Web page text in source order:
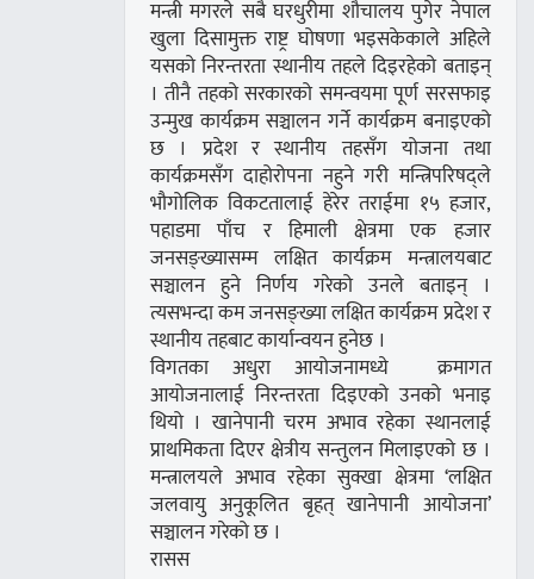
मन्त्री मगरले सबै घरधुरीमा शौचालय पुगेर नेपाल
खुला दिसामुक्त राष्ट्र घोषणा भइसकेकाले अहिले
यसको निरन्तरता स्थानीय तहले दिइरहेको बताइन्
। तीनै तहको सरकारको समन्वयमा पूर्ण सरसफाइ
उन्मुख कार्यक्रम सञ्चालन गर्ने कार्यक्रम बनाइएको
छ । प्रदेश र स्थानीय तहसँग योजना तथा
कार्यक्रमसँग दाहोरोपना नहुने गरी मन्त्रिपरिषद्ले
भौगोलिक विकटतालाई हेरेर तराईमा १५ हजार,
पहाडमा पाँच र हिमाली क्षेत्रमा एक हजार
जनसङ्ख्यासम्म लक्षित कार्यक्रम मन्त्रालयबाट
सञ्चालन हुने निर्णय गरेको उनले बताइन् ।
त्यसभन्दा कम जनसङ्ख्या लक्षित कार्यक्रम प्रदेश र
स्थानीय तहबाट कार्यान्वयन हुनेछ ।
विगतका अधुरा आयोजनामध्ये क्रमागत
आयोजनालाई निरन्तरता दिइएको उनको भनाइ
थियो । खानेपानी चरम अभाव रहेका स्थानलाई
प्राथमिकता दिएर क्षेत्रीय सन्तुलन मिलाइएको छ ।
मन्त्रालयले अभाव रहेका सुक्खा क्षेत्रमा ‘लक्षित
जलवायु अनुकूलित बृहत् खानेपानी आयोजना’
सञ्चालन गरेको छ ।
रासस